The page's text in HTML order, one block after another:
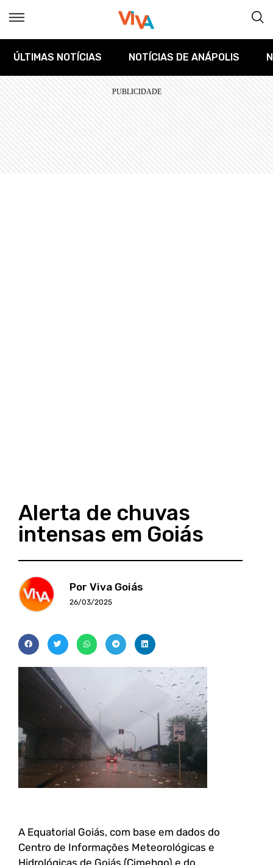
ÚLTIMAS NOTÍCIAS NOTÍCIAS DE ANÁPOLIS
Alerta de chuvas
intensas em Goiás
Por Viva Goiás
26/03/2025
A Equatorial Goiás, com base em dados do
Centro de Informações Meteorológicas e
Hidrológicas de Goiás (Cimehgo) e do